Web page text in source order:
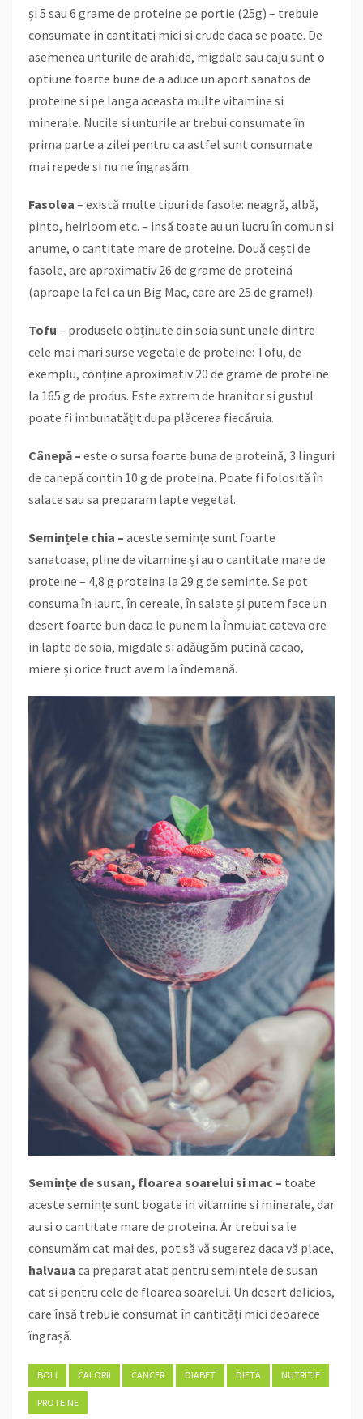
și 5 sau 6 grame de proteine pe portie (25g) – trebuie
consumate in cantitati mici si crude daca se poate. De
asemenea unturile de arahide, migdale sau caju sunt o
optiune foarte bune de a aduce un aport sanatos de
proteine si pe langa aceasta multe vitamine si
minerale. Nucile si unturile ar trebui consumate în
prima parte a zilei pentru ca astfel sunt consumate
mai repede si nu ne îngrasăm.
Fasolea – există multe tipuri de fasole: neagră, albă,
pinto, heirloom etc. – insă toate au un lucru în comun si
anume, o cantitate mare de proteine. Două cești de
fasole, are aproximativ 26 de grame de proteină
(aproape la fel ca un Big Mac, care are 25 de grame!).
Tofu – produsele obținute din soia sunt unele dintre
cele mai mari surse vegetale de proteine: Tofu, de
exemplu, conține aproximativ 20 de grame de proteine
la 165 g de produs. Este extrem de hranitor si gustul
poate fi imbunatățit dupa plăcerea fiecăruia.
Cânepă – este o sursa foarte buna de proteină, 3 linguri
de canepă contin 10 g de proteina. Poate fi folosită în
salate sau sa preparam lapte vegetal.
Semințele chia – aceste semințe sunt foarte
sanatoase, pline de vitamine și au o cantitate mare de
proteine – 4,8 g proteina la 29 g de seminte. Se pot
consuma în iaurt, în cereale, în salate și putem face un
desert foarte bun daca le punem la înmuiat cateva ore
in lapte de soia, migdale si adăugăm putină cacao,
miere și orice fruct avem la îndemană.
Semințe de susan, floarea soarelui si mac – toate
aceste semințe sunt bogate in vitamine si minerale, dar
au si o cantitate mare de proteina. Ar trebui sa le
consumăm cat mai des, pot să vă sugerez daca vă place,
halvaua ca preparat atat pentru semintele de susan
cat si pentru cele de floarea soarelui. Un desert delicios,
care însă trebuie consumat în cantități mici deoarece
îngrașă.
BOLI CALORII CANCER DIABET DIETA NUTRITIE
PROTEINE